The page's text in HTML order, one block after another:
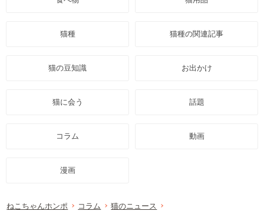
猫種 猫種の関連記事
猫の豆知識 お出かけ
猫に会う 話題
コラム 動画
漫画
ねこちゃんホンポ コラム
猫のニュース